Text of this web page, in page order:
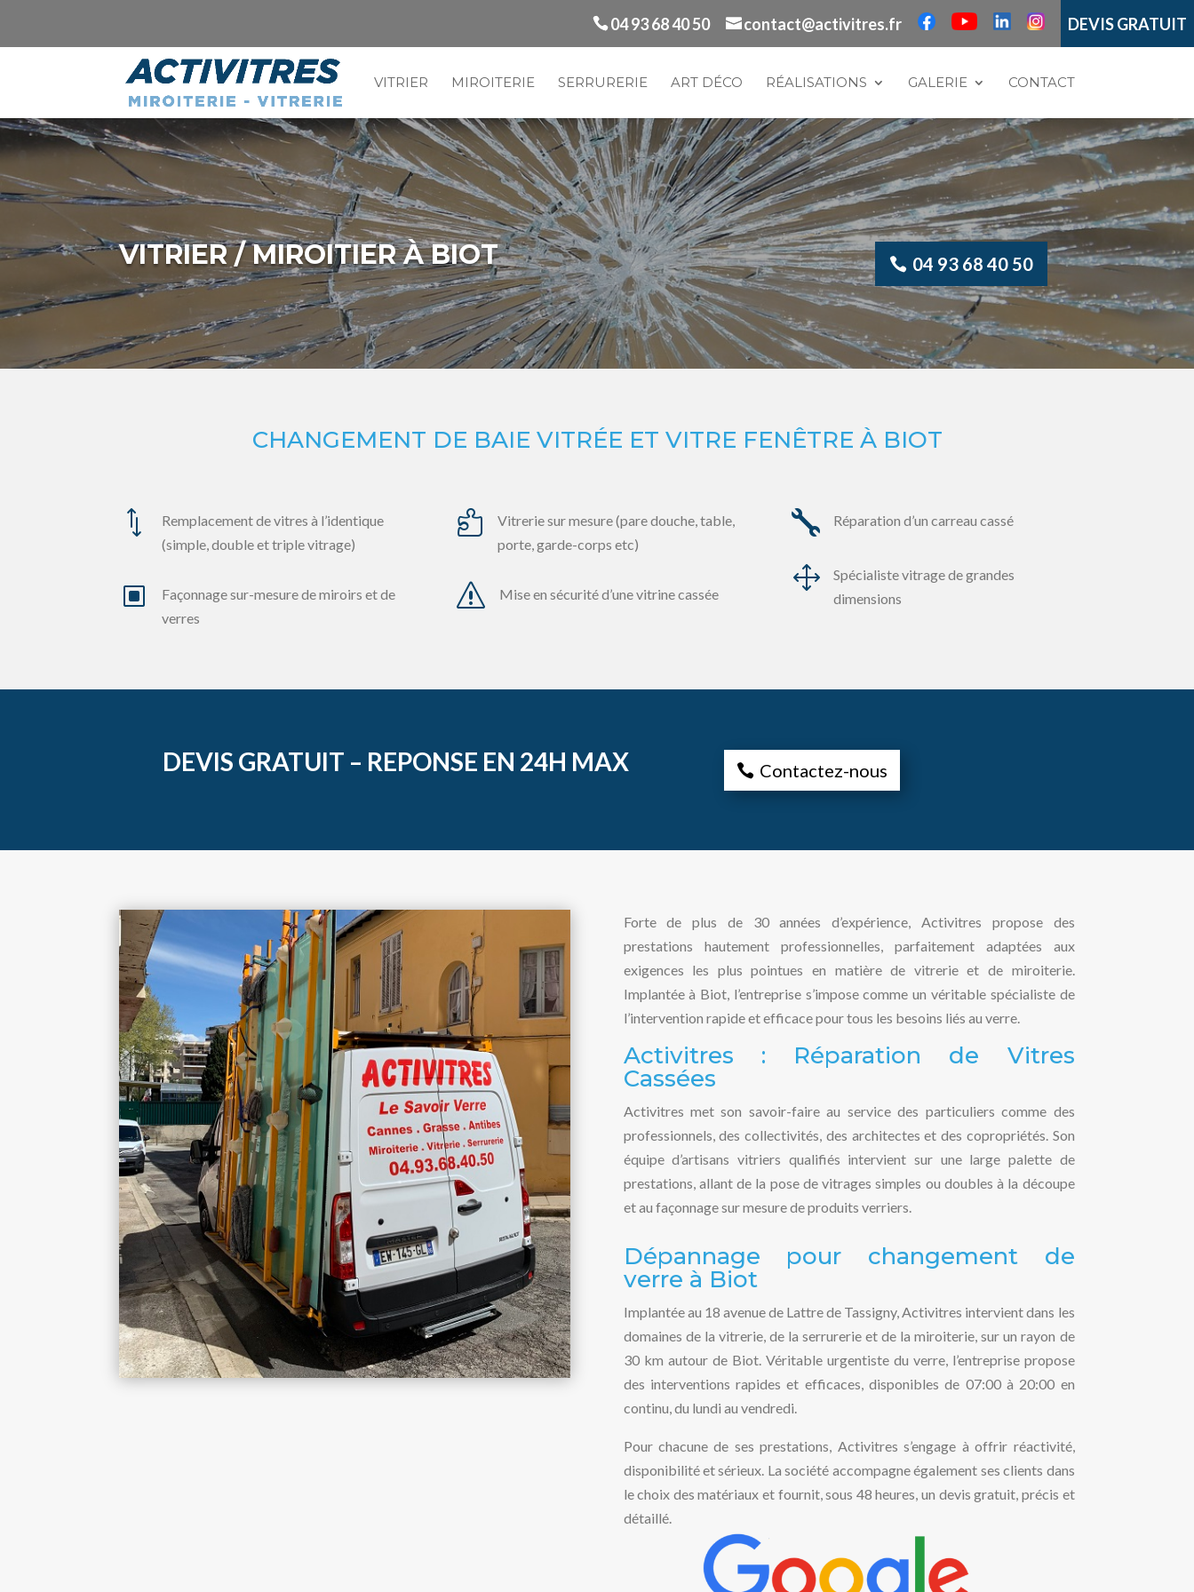
04 93 68 40 50 contact@activitres.fr DEVIS GRATUIT
VITRIER MIROITERIE SERRURERIE ART DÉCO RÉALISATIONS GALERIE CONTACT
VITRIER / MIROITIER À BIOT 04 93 68 40 50
CHANGEMENT DE BAIE VITRÉE ET VITRE FENÊTRE À BIOT
*
Remplacement de vitres à l’identique
(simple, double et triple vitrage)
W
Façonnage sur-mesure de miroirs et de
verres

Vitrerie sur mesure (pare douche, table,
porte, garde-corps etc)
s Mise en sécurité d’une vitrine cassée
 Réparation d’un carreau cassé
1
Spécialiste vitrage de grandes
dimensions
DEVIS GRATUIT – REPONSE EN 24H MAX Contactez-nous
Forte de plus de 30 années d’expérience, Activitres propose des
prestations hautement professionnelles, parfaitement adaptées aux
exigences les plus pointues en matière de vitrerie et de miroiterie.
Implantée à Biot, l’entreprise s’impose comme un véritable spécialiste de
l’intervention rapide et efficace pour tous les besoins liés au verre.
Activitres : Réparation de Vitres
Cassées
Activitres met son savoir-faire au service des particuliers comme des
professionnels, des collectivités, des architectes et des copropriétés. Son
équipe d’artisans vitriers qualifiés intervient sur une large palette de
prestations, allant de la pose de vitrages simples ou doubles à la découpe
et au façonnage sur mesure de produits verriers.
Dépannage pour changement de
verre à Biot
Implantée au 18 avenue de Lattre de Tassigny, Activitres intervient dans les
domaines de la vitrerie, de la serrurerie et de la miroiterie, sur un rayon de
30 km autour de Biot. Véritable urgentiste du verre, l’entreprise propose
des interventions rapides et efficaces, disponibles de 07:00 à 20:00 en
continu, du lundi au vendredi.
Pour chacune de ses prestations, Activitres s’engage à offrir réactivité,
disponibilité et sérieux. La société accompagne également ses clients dans
le choix des matériaux et fournit, sous 48 heures, un devis gratuit, précis et
détaillé.